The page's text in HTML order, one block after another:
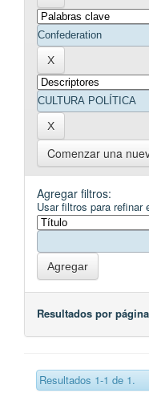
Comenzar una
Agregar filtros:
Usar filtros para refinar
Resultados por página
Resultados 1-1 de 1.